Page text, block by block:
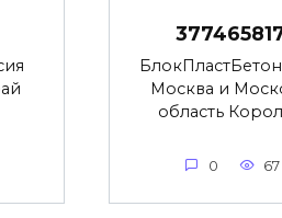
Москва и
область
0 67